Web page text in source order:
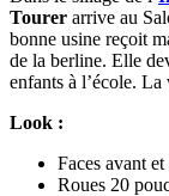
Tourer arrive au
bonne usine reçoit
de la berline. Elle
enfants à l’école.
Look :
Faces avant
Roues 20